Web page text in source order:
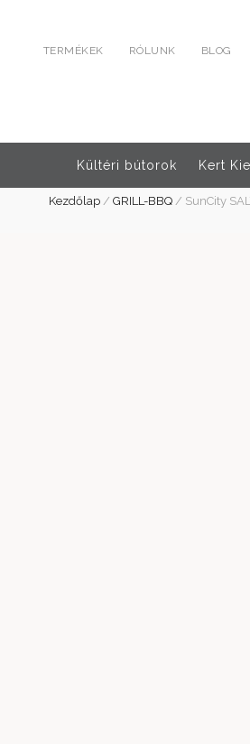
TERMÉKEK RÓLUNK BLOG
Kültéri bútorok Kert
Kezdőlap/ GRILL-BBQ/ SunCity